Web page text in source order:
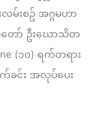
လမ်းစဥ် အဂ္ဂမဟာ
ာတော် ဦးဃောသိတ
(၁၀) ရက်တရား
က်ခင်း အလုပ်ပေး